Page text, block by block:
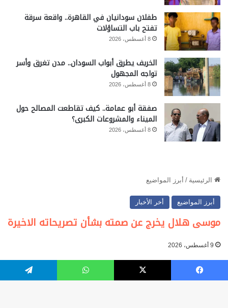
طفلان سودانيان في القاهرة.. واقعة سرقة
تفتح باب التساؤلات
8 أغسطس، 2026
الخريف يطرق أبواب السودان.. مدن تغرق وأسر
تواجه المجهول
8 أغسطس، 2026
صفقة أبو عمامة.. كيف تقاطعت المصالح حول
الميناء والمشروعات الكبرى؟
8 أغسطس، 2026
فيسبوك ‫X واتساب تيلقرام